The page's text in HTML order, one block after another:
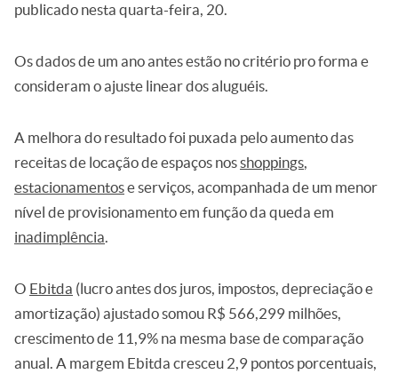
publicado nesta quarta-feira, 20.
Os dados de um ano antes estão no critério pro forma e
consideram o ajuste linear dos aluguéis.
A melhora do resultado foi puxada pelo aumento das
receitas de locação de espaços nosshoppings,
estacionamentose serviços, acompanhada de um menor
nível de provisionamento em função da queda em
inadimplência.
O Ebitda (lucro antes dos juros, impostos, depreciação e
amortização) ajustado somou R$ 566,299 milhões,
crescimento de 11,9% na mesma base de comparação
anual. A margem Ebitda cresceu 2,9 pontos porcentuais,